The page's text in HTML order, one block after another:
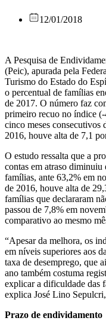
12/01/2018
A Pesquisa de
(Peic), apurada pela
Turismo do Estado do
o percentual de famílias
de 2017. O número faz
primeiro recuo no índice
cinco meses consecutivos
2016, houve alta de 7,1
O estudo ressalta que a
contas em atraso
famílias, ante 63,2% em
de 2016, houve alta de
famílias que declararam
passou de 7,8% em
comparativo ao mesmo
“Apesar da melhora, os
em níveis superiores aos
taxa de desemprego, que
ano também costuma
explicar a dificuldade das
explica José Lino
Prazo de endividamento